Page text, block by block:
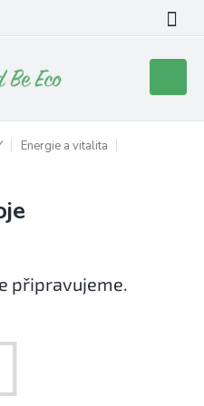
košík
Energie a vitalita
připravujeme.